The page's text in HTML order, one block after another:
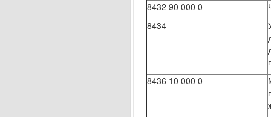
8432 90 000 0
8434
8436 10 000 0